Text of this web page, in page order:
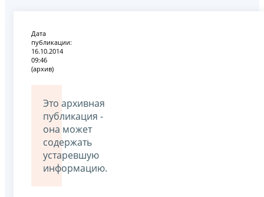
Дата
публикации:
16.10.2014
09:46
(архив)
Это архивная
публикация -
она может
содержать
устаревшую
информацию.